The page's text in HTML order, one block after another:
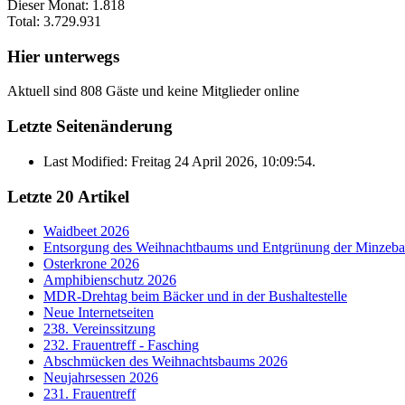
Dieser Monat: 1.818
Total: 3.729.931
Hier unterwegs
Aktuell sind 808 Gäste und keine Mitglieder online
Letzte Seitenänderung
Last Modified: Freitag 24 April 2026, 10:09:54.
Letzte 20 Artikel
Waidbeet 2026
Entsorgung des Weihnachtbaums und Entgrünung der
Osterkrone 2026
Amphibienschutz 2026
MDR-Drehtag beim Bäcker und in der Bushaltestelle
Neue Internetseiten
238. Vereinssitzung
232. Frauentreff - Fasching
Abschmücken des Weihnachtsbaums 2026
Neujahrsessen 2026
231. Frauentreff